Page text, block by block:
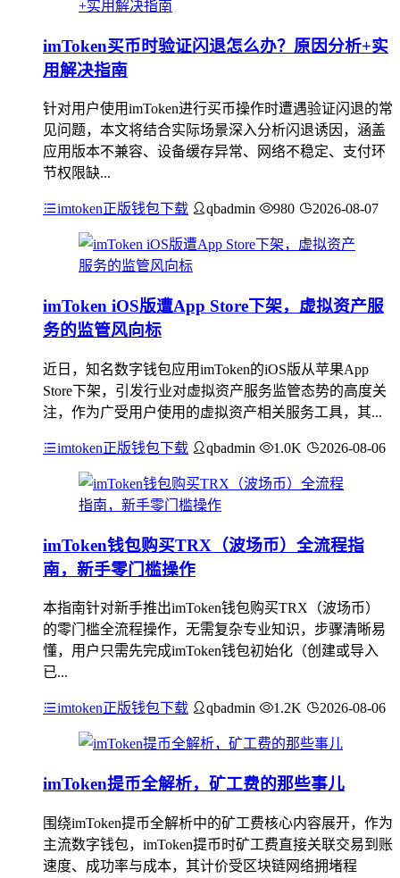
imToken买币时验证闪退怎么办？原因分析+实
用解决指南
针对用户使用imToken进行买币操作时遭遇验证闪退的常
见问题，本文将结合实际场景深入分析闪退诱因，涵盖
应用版本不兼容、设备缓存异常、网络不稳定、支付环
节权限缺...
imtoken正版钱包下载 qbadmin 980 2026-08-07
imToken iOS版遭App Store下架，虚拟资产服
务的监管风向标
近日，知名数字钱包应用imToken的iOS版从苹果App
Store下架，引发行业对虚拟资产服务监管态势的高度关
注，作为广受用户使用的虚拟资产相关服务工具，其...
imtoken正版钱包下载 qbadmin 1.0K 2026-08-06
imToken钱包购买TRX（波场币）全流程指
南，新手零门槛操作
本指南针对新手推出imToken钱包购买TRX（波场币）
的零门槛全流程操作，无需复杂专业知识，步骤清晰易
懂，用户只需先完成imToken钱包初始化（创建或导入
已...
imtoken正版钱包下载 qbadmin 1.2K 2026-08-06
imToken提币全解析，矿工费的那些事儿
围绕imToken提币全解析中的矿工费核心内容展开，作为
主流数字钱包，imToken提币时矿工费直接关联交易到账
速度、成功率与成本，其计价受区块链网络拥堵程